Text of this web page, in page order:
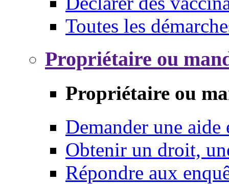
Toutes les
Propriétaire ou
Propriétaire ou
Demander une aide
Obtenir un droit,
Répondre aux